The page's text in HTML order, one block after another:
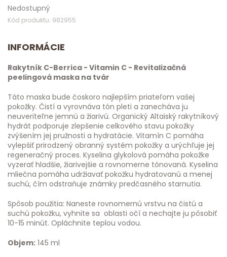
Nedostupný
Kód produktu: 982955
INFORMÁCIE
Rakytník C-Berrica - Vitamin C - Revitalizačná
peelingová maska na tvár
Táto maska bude čoskoro najlepším priateľom vašej
pokožky. Čistí a vyrovnáva tón pleti a zanecháva ju
neuveriteľne jemnú a žiarivú. Organický Altaiský rakytníkový
hydrát podporuje zlepšenie celkového stavu pokožky
zvýšením jej pružnosti a hydratácie. Vitamín C pomáha
vylepšiť prirodzený obranný systém pokožky a urýchľuje jej
regeneračný proces. Kyselina glykolová pomáha pokožke
vyzerať hladšie, žiarivejšie a rovnomerne tónovaná. Kyselina
mliečna pomáha udržiavať pokožku hydratovanú a menej
suchú, čím odstraňuje známky predčasného starnutia.
Spôsob použitia: Naneste rovnomernú vrstvu na čistú a
suchú pokožku, vyhnite sa oblasti očí a nechajte ju pôsobiť
10-15 minút. Opláchnite teplou vodou.
Objem: 145 ml